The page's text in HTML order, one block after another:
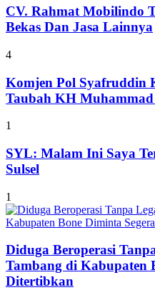
CV. Rahmat Mobilindo
Bekas Dan Jasa Lainnya
4
Komjen Pol Syafruddin
Taubah KH
1
SYL: Malam Ini Saya
Sulsel
1
Diduga Beroperasi
Tambang di Kabupaten
Ditertibkan